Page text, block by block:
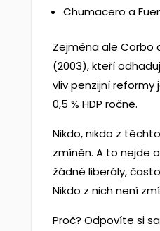
Chumacero a
Zejména ale Corbo
(2003), kteří
vliv penzijní reformy
0,5 % HDP ročně.
Nikdo, nikdo z
zmíněn. A to nejde
žádné liberály,
Nikdo z nich není
Proč? Odpovíte si